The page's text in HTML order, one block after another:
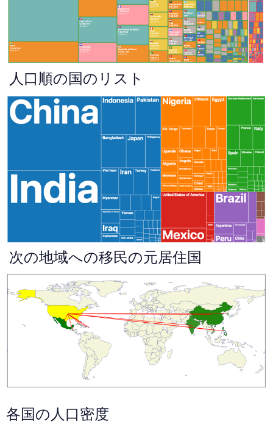
人口順の国のリスト
次の地域への移民の元居住国
各国の人口密度